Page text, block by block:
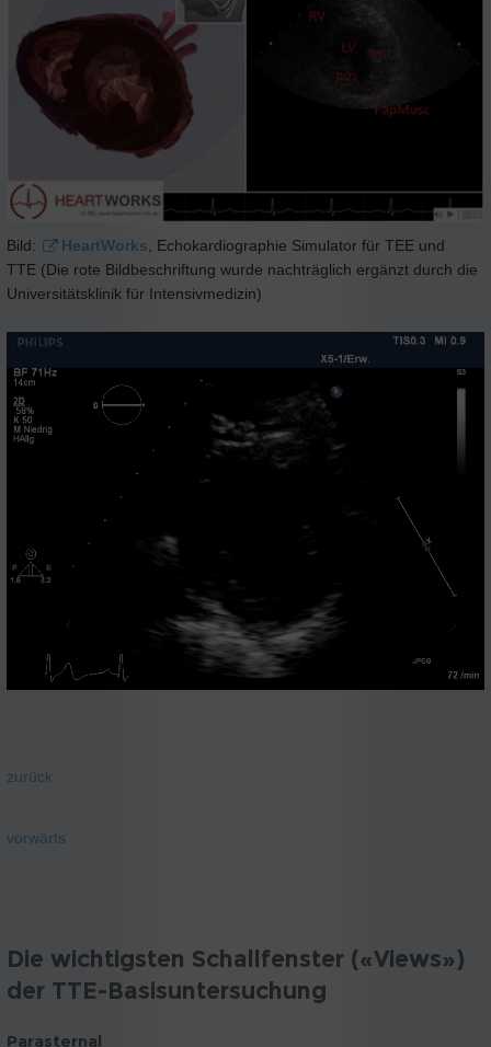
Bild: HeartWorks , Echokardiographie Simulator für TEE und
TTE (Die rote Bildbeschriftung wurde nachträglich ergänzt durch die
Universitätsklinik für Intensivmedizin)
zurück
vorwärts
Die wichtigsten Schallfenster («Views»)
der TTE-Basisuntersuchung
Parasternal